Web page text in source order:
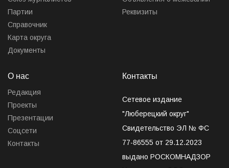
Партии
Справочник
Карта округа
Документы
Реквизиты
О нас
Редакция
Проекты
Презентации
Соцсети
Контакты
Контакты
Сетевое издание
"Люберецкий округ"
Свидетельство ЭЛ № ФС
77-86555 от 29.12.2023
выдано РОСКОМНАДЗОР